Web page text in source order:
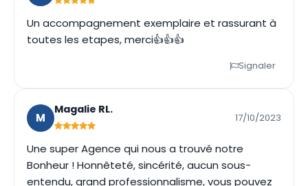
Un accompagnement exemplaire et rassurant à
toutes les etapes, merci👍👍👍
Signaler
M
Magalie RL.
17/10/2023
Une super Agence qui nous a trouvé notre
Bonheur ! Honnêteté, sincérité, aucun sous-
entendu, grand professionnalisme, vous pouvez